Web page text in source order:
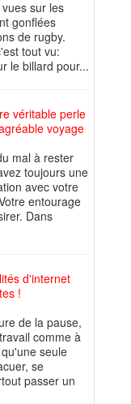
sur les
gonflées
de rugby.
tout vu:
le billard pour...
véritable perle
voyage
mal à rester
toujours une
avec votre
entourage
Dans
d'internet
!
de la pause,
comme à
seule
se
passer un